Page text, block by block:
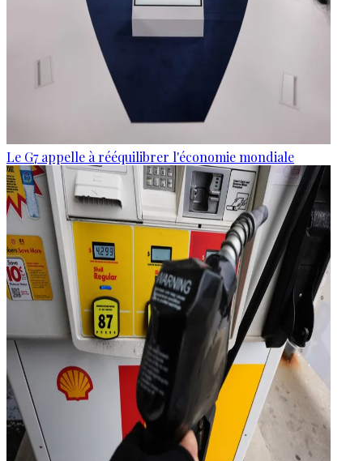
Le G7 appelle à rééquilibrer l'économie mondiale